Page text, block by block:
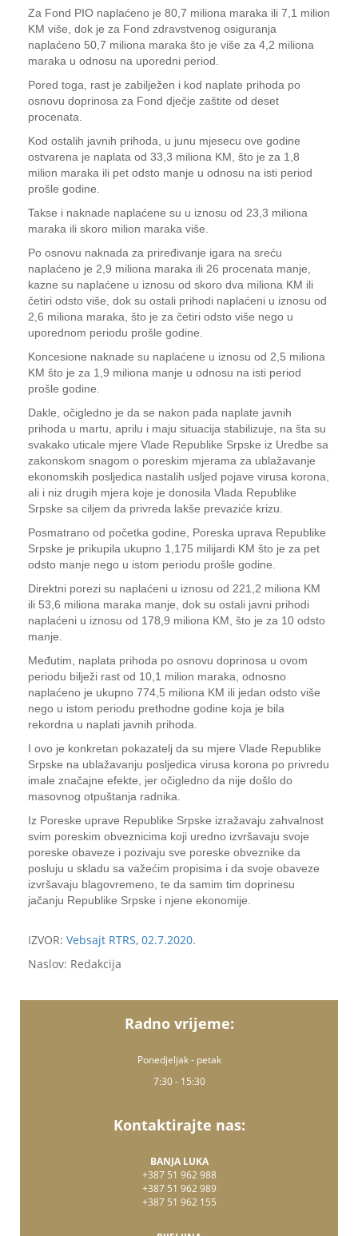
Za Fond PIO naplaćeno je 80,7 miliona maraka ili 7,1 milion
KM više, dok je za Fond zdravstvenog osiguranja
naplaćeno 50,7 miliona maraka što je više za 4,2 miliona
maraka u odnosu na uporedni period.
Pored toga, rast je zabilježen i kod naplate prihoda po
osnovu doprinosa za Fond dječje zaštite od deset
procenata.
Kod ostalih javnih prihoda, u junu mjesecu ove godine
ostvarena je naplata od 33,3 miliona KM, što je za 1,8
milion maraka ili pet odsto manje u odnosu na isti period
prošle godine.
Takse i naknade naplaćene su u iznosu od 23,3 miliona
maraka ili skoro milion maraka više.
Po osnovu naknada za priređivanje igara na sreću
naplaćeno je 2,9 miliona maraka ili 26 procenata manje,
kazne su naplaćene u iznosu od skoro dva miliona KM ili
četiri odsto više, dok su ostali prihodi naplaćeni u iznosu od
2,6 miliona maraka, što je za četiri odsto više nego u
uporednom periodu prošle godine.
Koncesione naknade su naplaćene u iznosu od 2,5 miliona
KM što je za 1,9 miliona manje u odnosu na isti period
prošle godine.
Dakle, očigledno je da se nakon pada naplate javnih
prihoda u martu, aprilu i maju situacija stabilizuje, na šta su
svakako uticale mjere Vlade Republike Srpske iz Uredbe sa
zakonskom snagom o poreskim mjerama za ublažavanje
ekonomskih posljedica nastalih usljed pojave virusa korona,
ali i niz drugih mjera koje je donosila Vlada Republike
Srpske sa ciljem da privreda lakše prevaziće krizu.
Posmatrano od početka godine, Poreska uprava Republike
Srpske je prikupila ukupno 1,175 milijardi KM što je za pet
odsto manje nego u istom periodu prošle godine.
Direktni porezi su naplaćeni u iznosu od 221,2 miliona KM
ili 53,6 miliona maraka manje, dok su ostali javni prihodi
naplaćeni u iznosu od 178,9 miliona KM, što je za 10 odsto
manje.
Međutim, naplata prihoda po osnovu doprinosa u ovom
periodu bilježi rast od 10,1 milion maraka, odnosno
naplaćeno je ukupno 774,5 miliona KM ili jedan odsto više
nego u istom periodu prethodne godine koja je bila
rekordna u naplati javnih prihoda.
I ovo je konkretan pokazatelj da su mjere Vlade Republike
Srpske na ublažavanju posljedica virusa korona po privredu
imale značajne efekte, jer očigledno da nije došlo do
masovnog otpuštanja radnika.
Iz Poreske uprave Republike Srpske izražavaju zahvalnost
svim poreskim obveznicima koji uredno izvršavaju svoje
poreske obaveze i pozivaju sve poreske obveznike da
posluju u skladu sa važećim propisima i da svoje obaveze
izvršavaju blagovremeno, te da samim tim doprinesu
jačanju Republike Srpske i njene ekonomije.
IZVOR: Vebsajt RTRS, 02.7.2020.
Naslov: Redakcija
Radno vrijeme:
Ponedjeljak - petak
7:30 - 15:30
Kontaktirajte nas:
BANJA LUKA
+387 51 962 988
+387 51 962 989
+387 51 962 155